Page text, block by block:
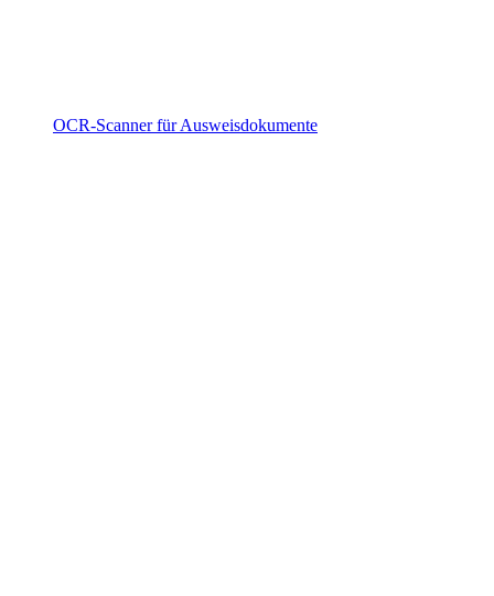
OCR-Scanner für Ausweisdokumente